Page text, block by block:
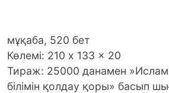
мұқаба, 520 бет
Көлемі: 210 x 133 x 20
Тираж: 25000 данамен »Ислам
білімін қолдау қоры» басып